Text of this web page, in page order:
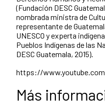
(Fundación DESC
nombrada ministra de
representante de
UNESCO y experta
Pueblos Indígenas de las
DESC Guatemala, 2015).
https://
Más